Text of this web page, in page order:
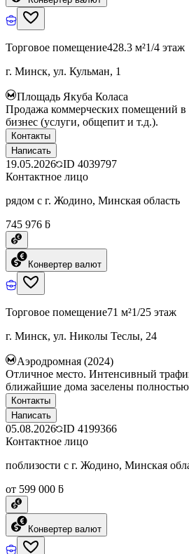
Торговое помещение428.3 м²1/4 этаж
г. Минск, ул. Кульман, 1
Площадь Якуба Коласа
Продажа коммерческих помещений
бизнес (услуги, общепит и т.д.).
Контакты
Написать
19.05.2026 ID 4039797
Контактное лицо
рядом с г. Жодино, Минская область
745 976 ƃ
Конвертер валют
Торговое помещение71 м²1/25 этаж
г. Минск, ул. Николы Теслы, 24
Аэродромная (2024)
Отличное место. Интенсивный
ближайшие дома заселены
Контакты
Написать
05.08.2026 ID 4199366
Контактное лицо
поблизости с г. Жодино, Минская
от 599 000 ƃ
Конвертер валют